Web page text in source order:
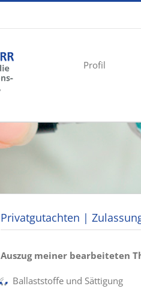
Profil
Privatgutachten |
Auszug meiner bearbeiteten
Ballaststoffe und Sättigung